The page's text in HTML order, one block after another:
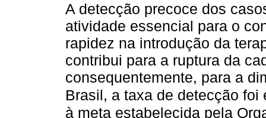
A detecção precoce dos
atividade essencial para o
rapidez na introdução da
contribui para a ruptura da
consequentemente, para a
Brasil, a taxa de detecção
à meta estabelecida pela